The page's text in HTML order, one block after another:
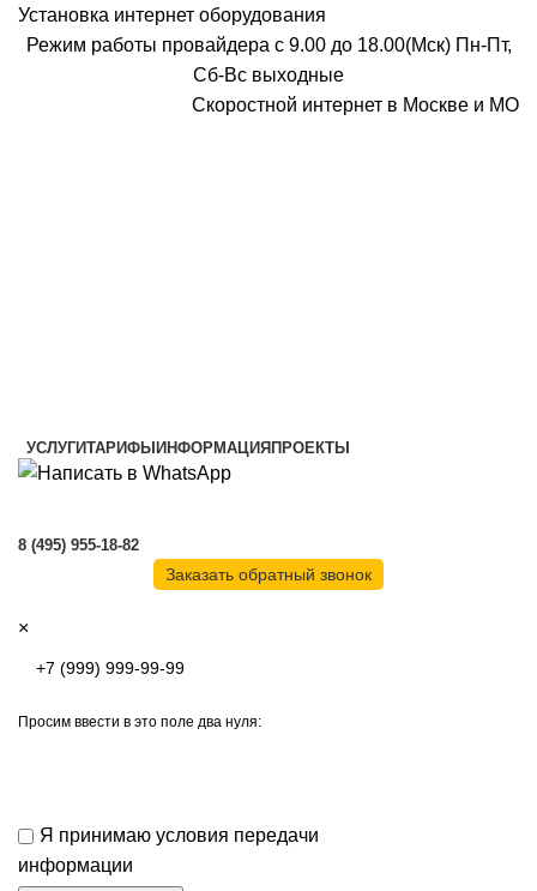
Установка интернет оборудования
Режим работы провайдера с 9.00 до 18.00(Мск) Пн-Пт,
Сб-Вс выходные
Скоростной интернет в Москве и МО
УСЛУГИТАРИФЫИНФОРМАЦИЯПРОЕКТЫ
8 (495) 955-18-82
Заказать обратный звонок
×
Просим ввести в это поле два нуля:
Я принимаю условия передачи
информации